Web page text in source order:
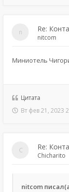
Re:
nitcom
Миниотель
Цитата
Вт фев 21, 2023
Re:
Chicharito
nitcom